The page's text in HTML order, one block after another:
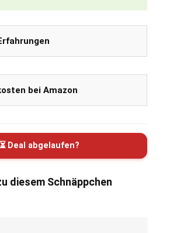
bei Amazon
⏳ Deal abgelaufen?
diesem Schnäppchen